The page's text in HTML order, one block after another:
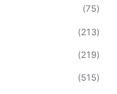
(75)
(213)
(219)
(515)